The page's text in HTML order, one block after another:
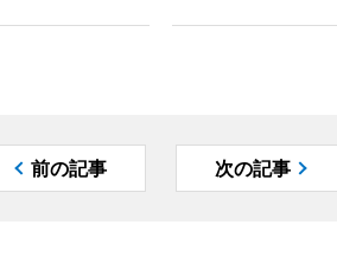
前の記事 次の記事